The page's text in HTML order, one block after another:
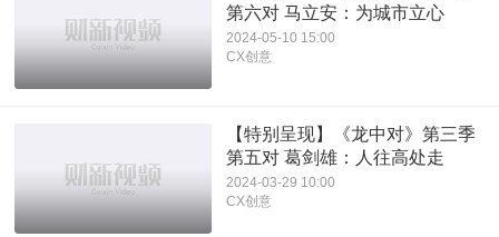
第六对 马立安：为城市立心
2024-05-10 15:00
CX创意
【特别呈现】《龙中对》第三季
第五对 葛剑雄：人往高处走
2024-03-29 10:00
CX创意